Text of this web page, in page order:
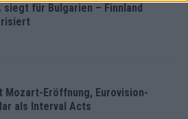
siegt für Bulgarien – Finnland
Mozart-Eröffnung, Eurovision-
als Interval Acts